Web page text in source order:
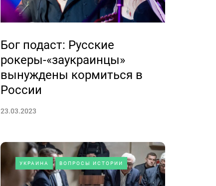
Бог подаст: Русские
рокеры-«заукраинцы»
вынуждены кормиться в
России
23.03.2023
УКРАИНА ВОПРОСЫ ИСТОРИИ